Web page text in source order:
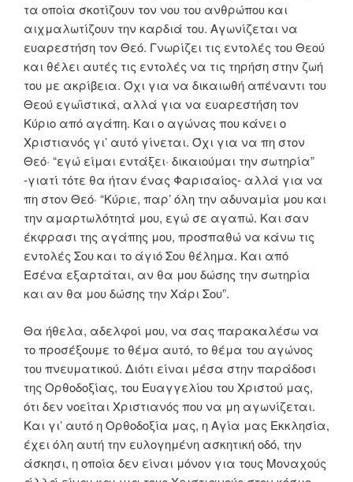
τα οποία σκοτίζουν τον νου του ανθρώπου και
αιχμαλωτίζουν την καρδιά του. Αγωνίζεται να
ευαρεστήση τον Θεό. Γνωρίζει τις εντολές του Θεού
και θέλει αυτές τις εντολές να τις τηρήση στην ζωή
του με ακρίβεια. Όχι για να δικαιωθή απέναντι του
Θεού εγωϊστικά, αλλά για να ευαρεστήση τον
Κύριο από αγάπη. Και ο αγώνας που κάνει ο
Χριστιανός γι’ αυτό γίνεται. Όχι για να πη στον
Θεό· “εγώ είμαι εντάξει· δικαιούμαι την σωτηρία”
-γιατί τότε θα ήταν ένας Φαρισαίος- αλλά για να
πη στον Θεό· “Κύριε, παρ’ όλη την αδυναμία μου και
την αμαρτωλότητά μου, εγώ σε αγαπώ. Και σαν
έκφρασι της αγάπης μου, προσπαθώ να κάνω τις
εντολές Σου και το άγιό Σου θέλημα. Και από
Εσένα εξαρτάται, αν θα μου δώσης την σωτηρία
και αν θα μου δώσης την Χάρι Σου”.
Θα ήθελα, αδελφοί μου, να σας παρακαλέσω να
το προσέξουμε το θέμα αυτό, το θέμα του αγώνος
του πνευματικού. Διότι είναι μέσα στην παράδοσι
της Ορθοδοξίας, του Ευαγγελίου του Χριστού μας,
ότι δεν νοείται Χριστιανός που να μη αγωνίζεται.
Και γι’ αυτό η Ορθοδοξία μας, η Αγία μας Εκκλησία,
έχει όλη αυτή την ευλογημένη ασκητική οδό, την
άσκησι, η οποία δεν είναι μόνον για τους Μοναχούς